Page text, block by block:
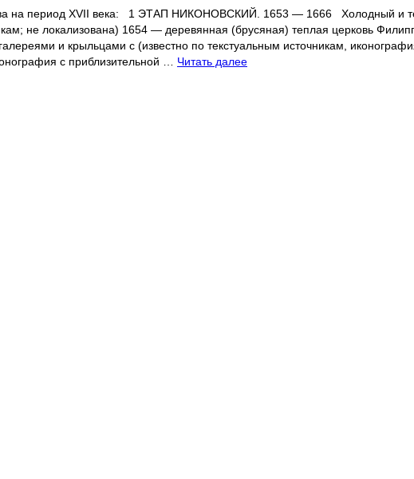
период XVII века: 1 ЭТАП НИКОНОВСКИЙ. 1653 — 1666 Холодный и
не локализована) 1654 — деревянная (брусяная) теплая церковь
и крыльцами с (известно по текстуальным источникам,
с приблизительной … Читать далее